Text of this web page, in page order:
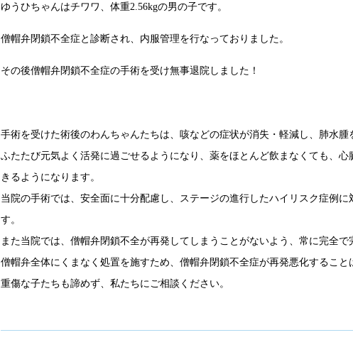
ゆうひちゃんはチワワ、体重2.56kgの男の子です。
僧帽弁閉鎖不全症と診断され、内服管理を行なっておりました。
その後僧帽弁閉鎖不全症の手術を受け無事退院しました！
手術を受けた術後のわんちゃんたちは、咳などの症状が消失・軽減し、肺水腫
ふたたび元気よく活発に過ごせるようになり、薬をほとんど飲まなくても、
きるようになります。
当院の手術では、安全面に十分配慮し、ステージの進行したハイリスク症例
す。
また当院では、僧帽弁閉鎖不全が再発してしまうことがないよう、常に完全で
僧帽弁全体にくまなく処置を施すため、僧帽弁閉鎖不全症が再発悪化すること
重傷な子たちも諦めず、私たちにご相談ください。